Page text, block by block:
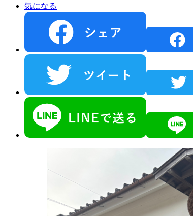
気になる